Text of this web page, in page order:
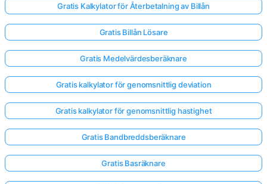
Gratis Kalkylator för Återbetalning av Billån
Gratis Billån Lösare
Gratis Medelvärdesberäknare
Gratis kalkylator för genomsnittlig deviation
Gratis kalkylator för genomsnittlig hastighet
Gratis Bandbreddsberäknare
Gratis Basräknare